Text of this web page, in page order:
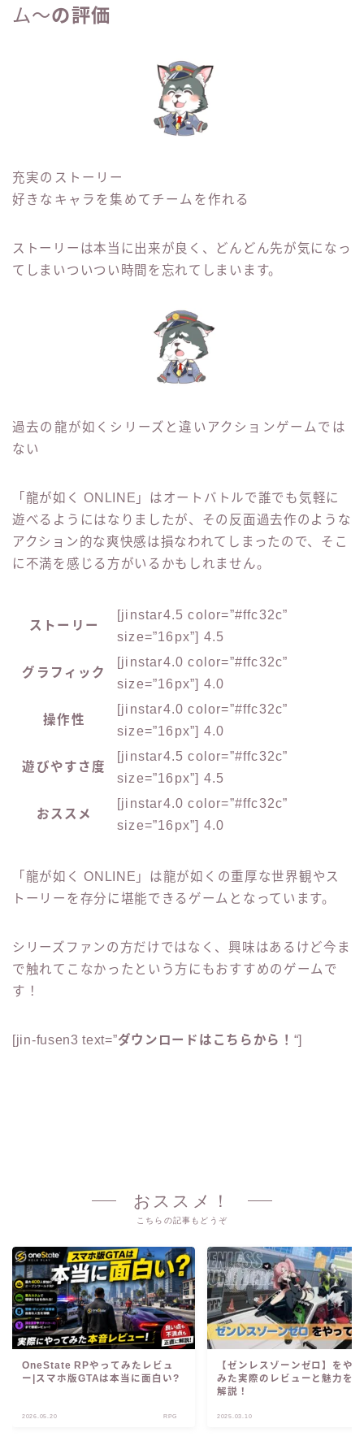
ム～の評価
充実のストーリー
好きなキャラを集めてチームを作れる
ストーリーは本当に出来が良く、どんどん先が気になっ
てしまいついつい時間を忘れてしまいます。
過去の龍が如くシリーズと違いアクションゲームでは
ない
「龍が如く ONLINE」はオートバトルで誰でも気軽に
遊べるようにはなりましたが、その反面過去作のような
アクション的な爽快感は損なわれてしまったので、そこ
に不満を感じる方がいるかもしれません。
ストーリー
[jinstar4.5 color=”#ffc32c”
size=”16px”] 4.5
グラフィック
[jinstar4.0 color=”#ffc32c”
size=”16px”] 4.0
操作性
[jinstar4.0 color=”#ffc32c”
size=”16px”] 4.0
遊びやすさ度
[jinstar4.5 color=”#ffc32c”
size=”16px”] 4.5
おススメ
[jinstar4.0 color=”#ffc32c”
size=”16px”] 4.0
「龍が如く ONLINE」は龍が如くの重厚な世界観やス
トーリーを存分に堪能できるゲームとなっています。
シリーズファンの方だけではなく、興味はあるけど今ま
で触れてこなかったという方にもおすすめのゲームで
す！
[jin-fusen3 text=”ダウンロードはこちらから！ “]
おススメ！
こちらの記事もどうぞ
OneState RPやってみたレビュ
ー|スマホ版GTAは本当に面白い?
2026.05.20 RPG
【ゼンレスゾーンゼロ】をや
みた実際のレビューと魅力を
解説！
2025.03.10